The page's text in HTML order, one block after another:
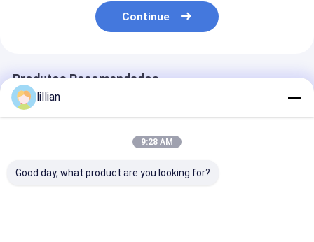
Continue
Produtos Recomendados
lillian
9:28 AM
Good day, what product are you looking for?